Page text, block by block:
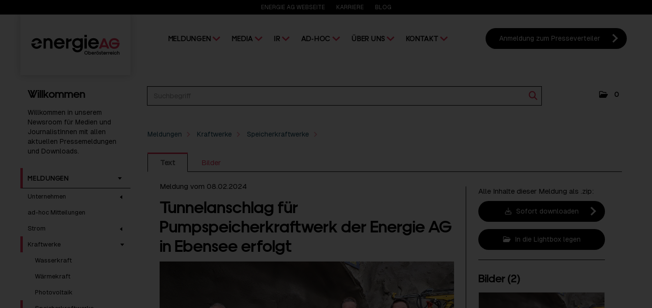
ENERGIE AG WEBSEITE KARRIERE BLOG
MELDUNGEN MEDIA IR AD-HOC ÜBER UNS KONTAKT Anmeldung zum Presseverteiler
0
Willkommen
Willkommen in unserem
Newsroom für Medien und
JournalistInnen mit allen
aktuellen Pressemeldungen
und Downloads.
MELDUNGEN
Unternehmen
ad-hoc Mitteilungen
Strom
Kraftwerke
Wasserkraft
Wärmekraft
Photovoltaik
Meldungen Kraftwerke Speicherkraftwerke
Text Bilder
Meldung vom 08.02.2024
Tunnelanschlag für
Pumpspeicherkraftwerk der Energie AG
in Ebensee erfolgt
Alle Inhalte dieser Meldung als .zip:
Sofort downloaden
In die Lightbox legen
Bilder (2)